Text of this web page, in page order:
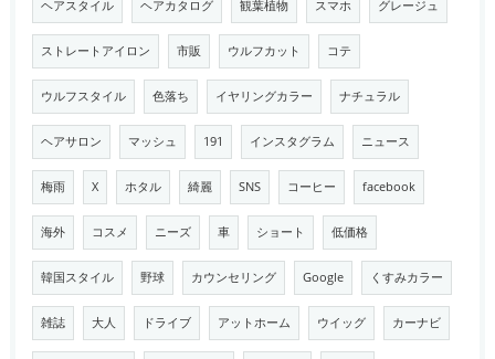
ヘアスタイル ヘアカタログ 観葉植物 スマホ グレージュ
ストレートアイロン 市販 ウルフカット コテ
ウルフスタイル 色落ち イヤリングカラー ナチュラル
ヘアサロン マッシュ 191 インスタグラム ニュース
梅雨 X ホタル 綺麗 SNS コーヒー facebook
海外 コスメ ニーズ 車 ショート 低価格
韓国スタイル 野球 カウンセリング Google くすみカラー
雑誌 大人 ドライブ アットホーム ウイッグ カーナビ